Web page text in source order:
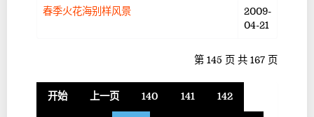
春季火花海别样风景
2009-
04-21
第 145 页 共 167 页
开始 上一页 140 141 142